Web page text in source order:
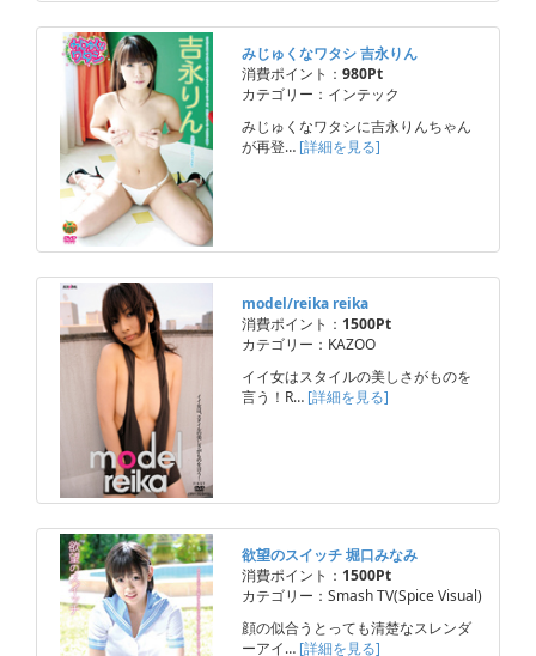
みじゅくなワタシ 吉永りん
消費ポイント： 980Pt
カテゴリー：インテック
みじゅくなワタシに吉永りんちゃん
が再登… [詳細を見る]
model/reika reika
消費ポイント： 1500Pt
カテゴリー：KAZOO
イイ女はスタイルの美しさがものを
言う！R… [詳細を見る]
欲望のスイッチ 堀口みなみ
消費ポイント： 1500Pt
カテゴリー：Smash TV(Spice Visual)
顔の似合うとっても清楚なスレンダ
ーアイ… [詳細を見る]